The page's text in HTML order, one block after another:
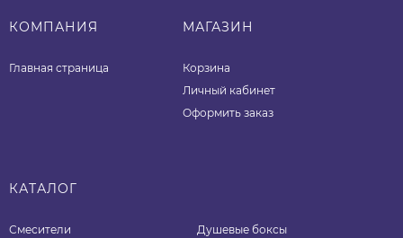
КОМПАНИЯ
Главная страница
МАГАЗИН
Корзина
Личный кабинет
Оформить заказ
КАТАЛОГ
Смесители
Душевые боксы